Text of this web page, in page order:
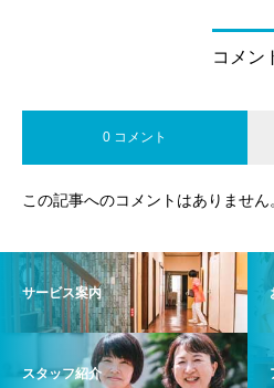
コメン
0 コメント
この記事へのコメントはありません
サービス案内
スタッフ紹介